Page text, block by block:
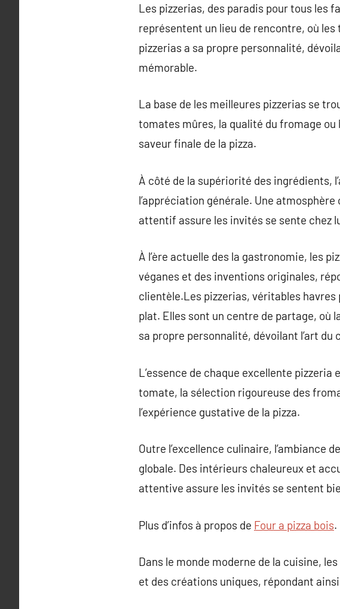
Les pizzerias, des paradis pour tous les
représentent un lieu de rencontre, où
pizzerias a sa propre personnalité,
mémorable.
La base de les meilleures pizzerias se
tomates mûres, la qualité du fromage ou
saveur finale de la pizza.
À côté de la supériorité des ingrédients,
l’appréciation générale. Une
attentif assure les invités se sente chez
À l’ère actuelle des la gastronomie, les
véganes et des inventions originales,
clientèle.Les pizzerias, véritables
plat. Elles sont un centre de partage, où
sa propre personnalité, dévoilant l’art
L’essence de chaque excellente
tomate, la sélection rigoureuse des
l’expérience gustative de la pizza.
Outre l’excellence culinaire, l’ambiance
globale. Des intérieurs chaleureux et
attentive assure les invités se sentent
Plus d’infos à propos de Four a pizza bois.
Dans le monde moderne de la cuisine,
et des créations uniques, répondant